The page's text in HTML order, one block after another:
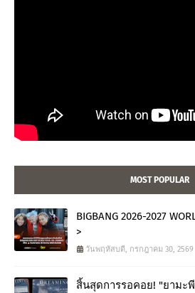
MOST POPULAR
BIGBANG 2026-2027
>
วันพฤหัสบดี, กรกฎาคม 30, 2569
สิ้นสุดการรอคอย! "ยาม